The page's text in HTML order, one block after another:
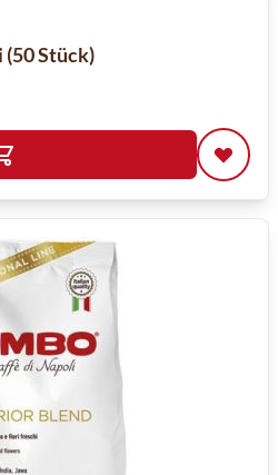
(50 Stück)